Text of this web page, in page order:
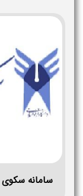
سامانه سکوی